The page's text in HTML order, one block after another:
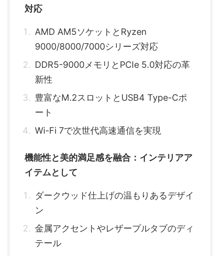
対応
AMD AM5ソケットとRyzen
9000/8000/7000シリーズ対応
DDR5-9000メモリとPCIe 5.0対応の革
新性
豊富なM.2スロットとUSB4 Type-Cポ
ート
Wi-Fi 7で次世代高速通信を実現
機能性と美的満足感を融合：インテリアア
イテムとして
ダークウッド仕上げの温もりあるデザイ
ン
金属アクセントやレザープルタブのディ
テール